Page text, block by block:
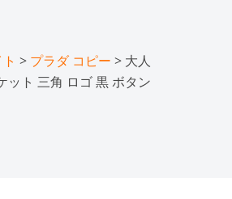
> プラダ コピー > 大人
ット 三角 ロゴ 黒 ボタン